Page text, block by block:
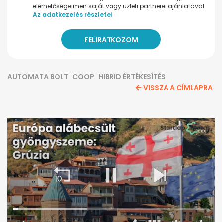
elérhetőségeimen saját vagy üzleti partnerei ajánlatával.
Az adatkezelés részletei
AUTOMATA BOLT COOP HIBRID ÉRTÉKESÍTÉS
VISSZA A CÍMLAPRA